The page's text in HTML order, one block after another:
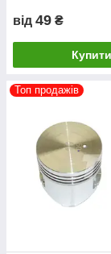
від 49 ₴
Купити
Топ продажів